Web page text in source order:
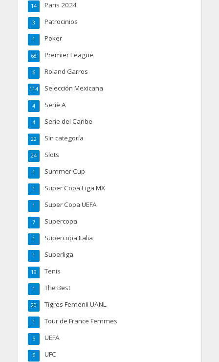
Paris 2024
14
Patrocinios
3
Poker
1
Premier League
68
Roland Garros
6
Selección Mexicana
114
Serie A
4
Serie del Caribe
4
Sin categoría
22
Slots
24
Summer Cup
1
Super Copa Liga MX
1
Super Copa UEFA
1
Supercopa
7
Supercopa Italia
1
Superliga
1
Tenis
19
The Best
1
Tigres Femenil UANL
20
Tour de France Femmes
1
UEFA
5
UFC
6